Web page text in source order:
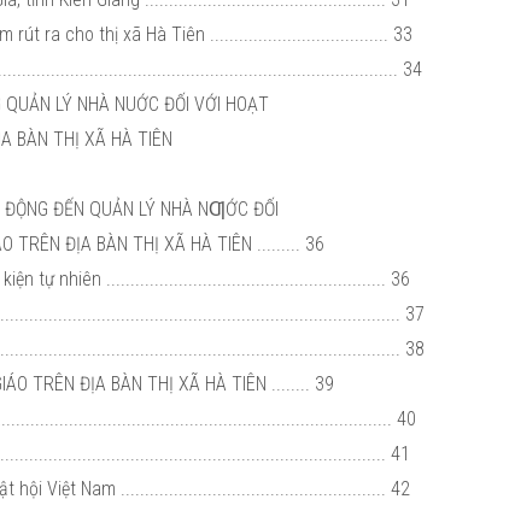
rút ra cho thị xã Hà Tiên ..................................... 33
34
LÝ NHÀ NUỚC ĐỐI VỚI HOẠT
BÀN THỊ XÃ HÀ TIÊN
ĐẾN QUẢN LÝ NHÀ NƢỚC ĐỐI
TRÊN ĐỊA BÀN THỊ XÃ HÀ TIÊN ......... 36
tự nhiên .......................................................... 36
37
38
TRÊN ĐỊA BÀN THỊ XÃ HÀ TIÊN ........ 39
40
41
hội Việt Nam ....................................................... 42